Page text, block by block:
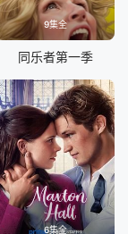
9集全
同乐者第一季
6集全